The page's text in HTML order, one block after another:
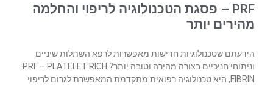
PRF – פסגת הטכנולוגיה לריפוי והחלמה
מהירים יותר
הידעתם שטכנולוגיות חדישות מאפשרות לרפא השתלות שיניים
וניתוחי חניכיים בצורה מהירה וטובה יותר? PRF – PLATELET RICH
FIBRIN, היא טכנולוגיה רפואית מתקדמת המאפשרת לגרום לריפוי